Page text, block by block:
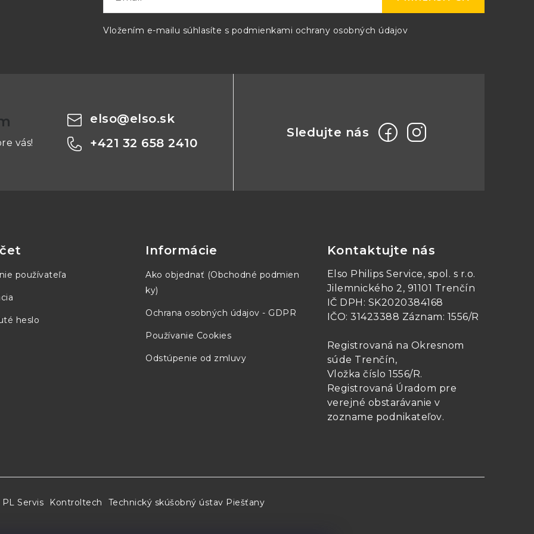
a
n
Vložením e-mailu súhlasíte s podmienkami ochrany osobných údajov
vás!
elso@elso.sk
+421 32 658 2410
používateľa
heslo
Informácie
Ako objednať (Obchodné podmien
ky)
Ochrana osobných údajov - GDPR
Používanie Cookies
Odstúpenie od zmluvy
Kontaktujte nás
Elso Philips Service, spol. s r.o.
Jilemnického 2, 91101 Trenčín
IČ DPH: SK2020384168
IČO: 31423388 Záznam: 1556/R
Registrovaná na Okresnom
súde Trenčín,
Vložka číslo 1556/R.
Registrovaná Úradom pre
verejné obstarávanie v
zozname podnikateľov.
PL Servis Kontroltech Technický skúšobný ústav Piešťany